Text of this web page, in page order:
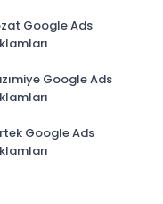
Google Ads
Google Ads
Google Ads